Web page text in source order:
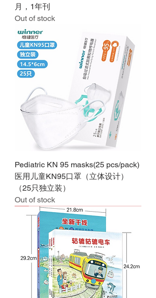
月，1年刊
Out of stock
Pediatric KN 95 masks(25 pcs/pack)
医用儿童KN95口罩（立体设计）
（25只独立装）
Out of stock